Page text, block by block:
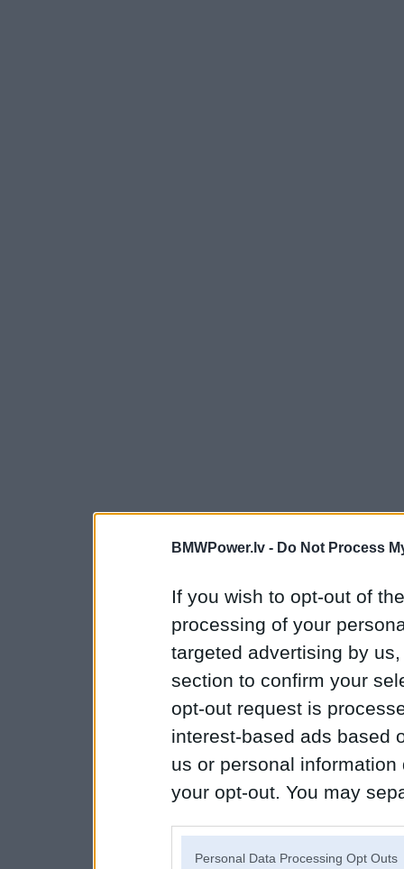
BMWPower.lv - Do Not Process
If you wish to opt-out of
processing of your
targeted advertising by
section to confirm your
opt-out request is
interest-based ads based
us or personal
your opt-out. You may
Personal Data Processing Opt Outs